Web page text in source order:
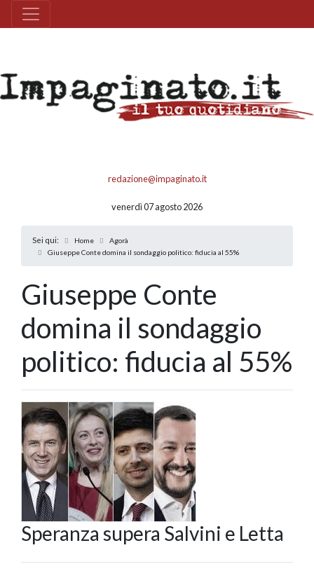
redazione@impaginato.it
venerdì 07 agosto 2026
Sei qui: Home
Agorà
Giuseppe Conte domina il sondaggio politico: fiducia al 55%
Giuseppe Conte
domina il sondaggio
politico: fiducia al 55%
Speranza supera Salvini e Letta